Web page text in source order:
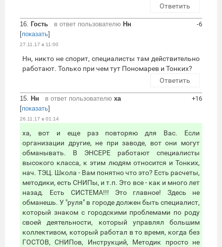
Ответить
16. Гость в ответ пользователю Нн
[показать]
27.11.17 в 11:00
-6
Нн, никто не спорит, специалисты там действительно
работают. Только при чем тут Пономарев и Тонких?
Ответить
15. Нн в ответ пользователю ха
[показать]
26.11.17 в 01:14
+16
ха, вот и еще раз повторяю для Вас. Если
организации другие, не при заводе, вот они могут
обманывать. В ЭНСЕРЕ работают специалисты
высокого класса, к этим людям относится и Тонких,
нач. ТЭЦ. Школа - Вам понятно что это? Есть расчеты,
методики, есть СНИПы, и т.п. Это все - как и много лет
назад. Есть СИСТЕМА!!! Это главное! Здесь не
обманешь. У "руля" в городе должен быть специалист,
который знаком с городскими проблемами по роду
своей деятельности, который управлял большим
коллективом, который работал в то время, когда без
ГОСТОВ, СНИПов, Инструкций, Методик просто не